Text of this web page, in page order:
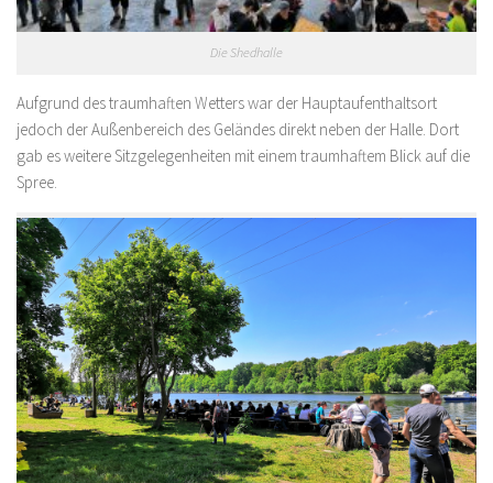
Die Shedhalle
Aufgrund des traumhaften Wetters war der Hauptaufenthaltsort
jedoch der Außenbereich des Geländes direkt neben der Halle. Dort
gab es weitere Sitzgelegenheiten mit einem traumhaftem Blick auf die
Spree.